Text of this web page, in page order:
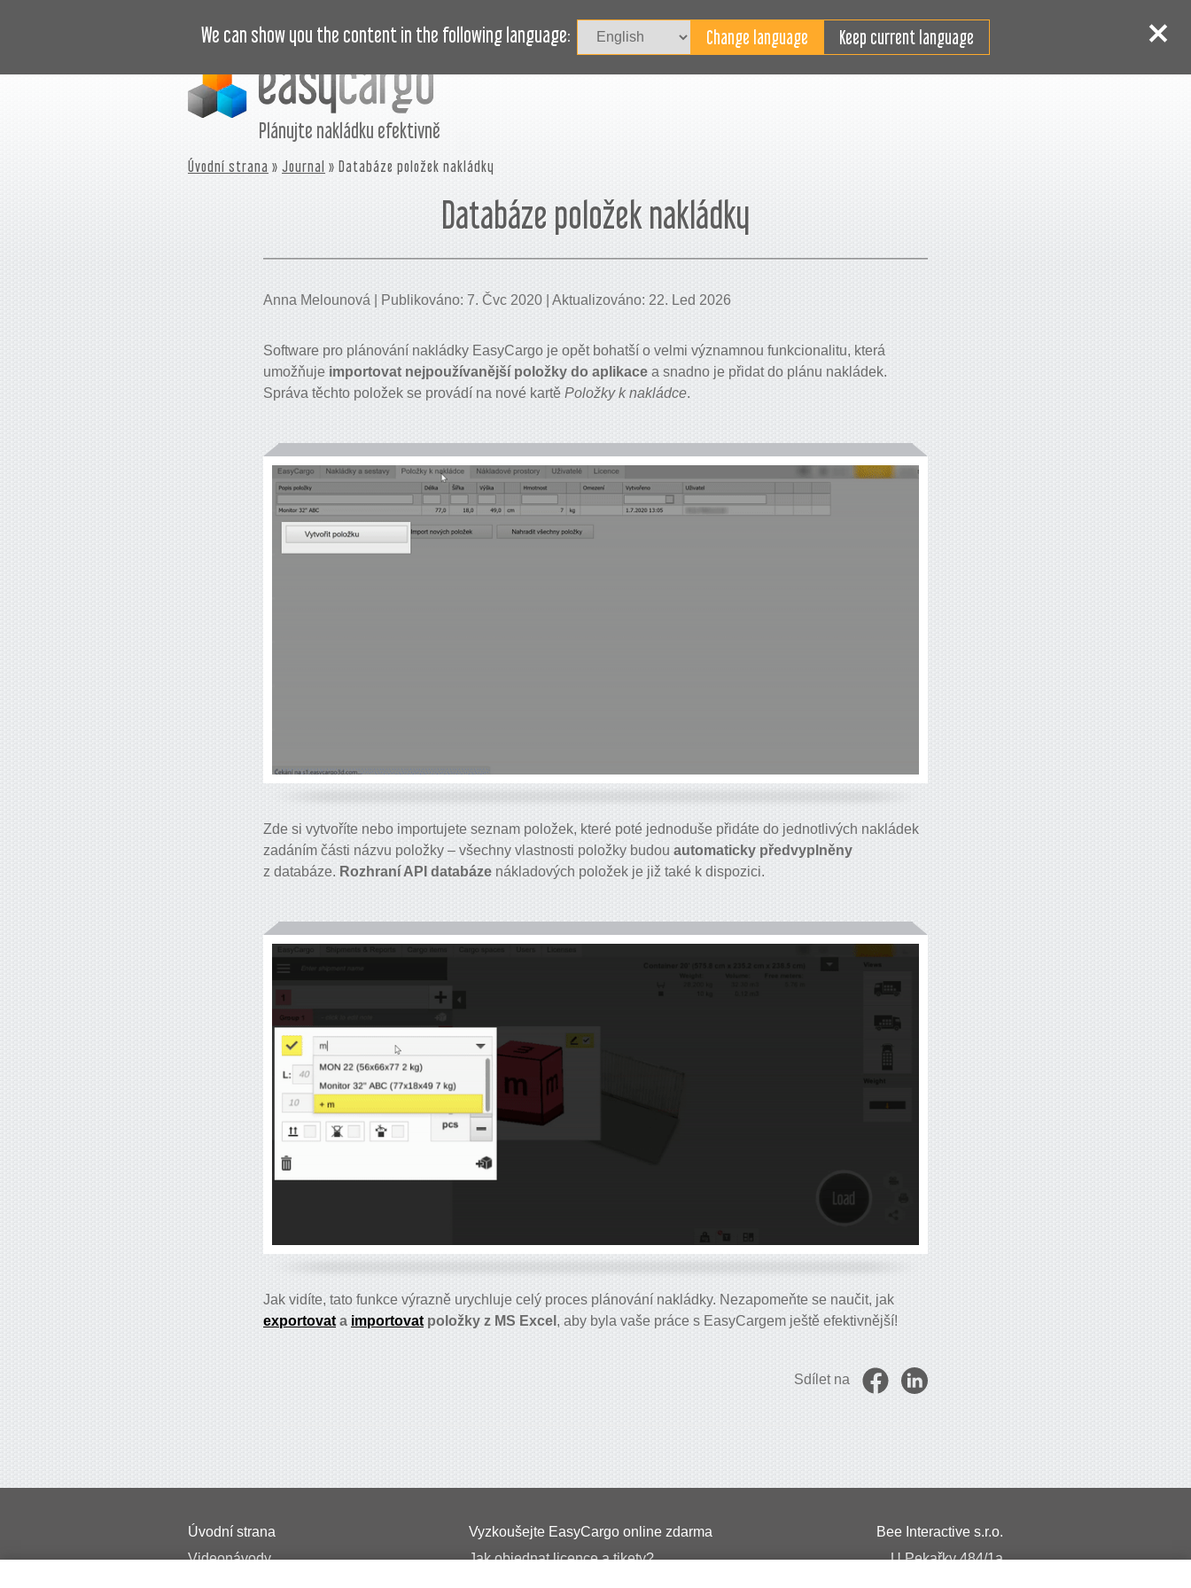
We can show you the content in the following language: Keep current language
POTŘEBUJETE POMOC?
Plánujte nakládku efektivně
Úvodní strana » Journal » Databáze položek nakládky
Databáze položek nakládky
Anna Melounová | Publikováno: 7. Čvc 2020 | Aktualizováno: 22. Led 2026
Software pro plánování nakládky EasyCargo je opět bohatší o velmi významnou funkcionalitu, která
umožňuje importovat nejpoužívanější položky do aplikace a snadno je přidat do plánu nakládek.
Správa těchto položek se provádí na nové kartě Položky k nakládce.
Zde si vytvoříte nebo importujete seznam položek, které poté jednoduše přidáte do jednotlivých nakládek
zadáním části názvu položky – všechny vlastnosti položky budou automaticky předvyplněny
z databáze. Rozhraní API databáze nákladových položek je již také k dispozici.
Jak vidíte, tato funkce výrazně urychluje celý proces plánování nakládky. Nezapomeňte se naučit, jak
exportovata importovatpoložky z MS Excel , aby byla vaše práce s EasyCargem ještě efektivnější!
Sdílet na
Úvodní strana
Videonávody
Vyzkoušejte EasyCargo online zdarma
Jak objednat licence a tikety?
Bee Interactive s.r.o.
U Pekařky 484/1a